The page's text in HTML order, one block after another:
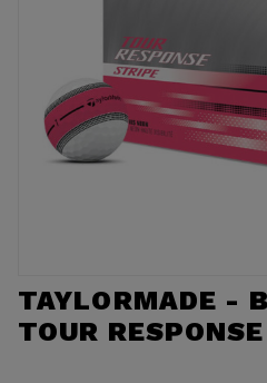
TAYLORMADE -
TOUR